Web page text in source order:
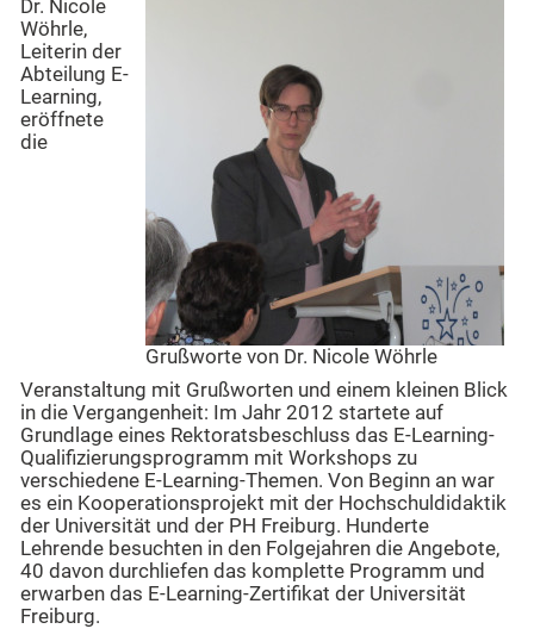
Grußworte von Dr. Nicole Wöhrle
Dr. Nicole
Wöhrle,
Leiterin der
Abteilung E-
Learning,
eröffnete
die
Veranstaltung mit Grußworten und einem kleinen Blick
in die Vergangenheit: Im Jahr 2012 startete auf
Grundlage eines Rektoratsbeschluss das E-Learning-
Qualifizierungsprogramm mit Workshops zu
verschiedene E-Learning-Themen. Von Beginn an war
es ein Kooperationsprojekt mit der Hochschuldidaktik
der Universität und der PH Freiburg. Hunderte
Lehrende besuchten in den Folgejahren die Angebote,
40 davon durchliefen das komplette Programm und
erwarben das E-Learning-Zertifikat der Universität
Freiburg.